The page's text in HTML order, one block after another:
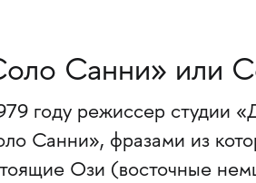
Санни» или
году режиссер студии
Санни», фразами из
Ози (восточные